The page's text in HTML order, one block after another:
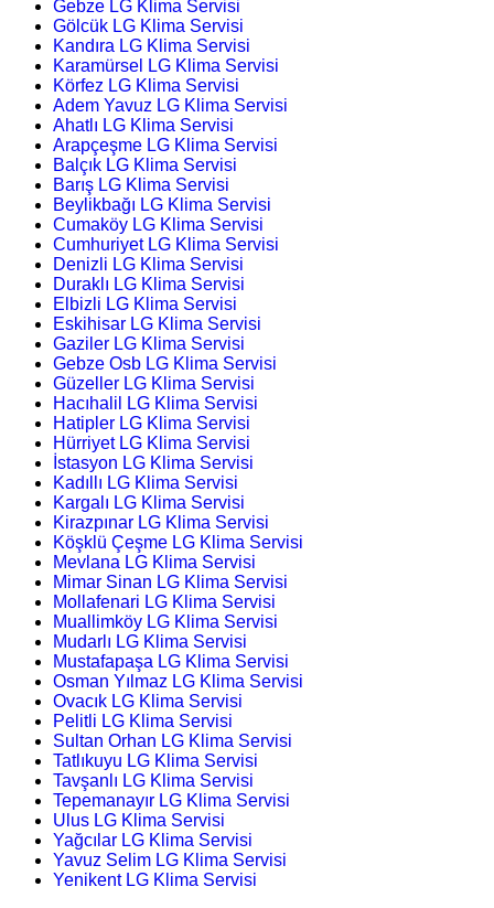
Gebze LG Klima Servisi
Gölcük LG Klima Servisi
Kandıra LG Klima Servisi
Karamürsel LG Klima Servisi
Körfez LG Klima Servisi
Adem Yavuz LG Klima Servisi
Ahatlı LG Klima Servisi
Arapçeşme LG Klima Servisi
Balçık LG Klima Servisi
Barış LG Klima Servisi
Beylikbağı LG Klima Servisi
Cumaköy LG Klima Servisi
Cumhuriyet LG Klima Servisi
Denizli LG Klima Servisi
Duraklı LG Klima Servisi
Elbizli LG Klima Servisi
Eskihisar LG Klima Servisi
Gaziler LG Klima Servisi
Gebze Osb LG Klima Servisi
Güzeller LG Klima Servisi
Hacıhalil LG Klima Servisi
Hatipler LG Klima Servisi
Hürriyet LG Klima Servisi
İstasyon LG Klima Servisi
Kadıllı LG Klima Servisi
Kargalı LG Klima Servisi
Kirazpınar LG Klima Servisi
Köşklü Çeşme LG Klima Servisi
Mevlana LG Klima Servisi
Mimar Sinan LG Klima Servisi
Mollafenari LG Klima Servisi
Muallimköy LG Klima Servisi
Mudarlı LG Klima Servisi
Mustafapaşa LG Klima Servisi
Osman Yılmaz LG Klima Servisi
Ovacık LG Klima Servisi
Pelitli LG Klima Servisi
Sultan Orhan LG Klima Servisi
Tatlıkuyu LG Klima Servisi
Tavşanlı LG Klima Servisi
Tepemanayır LG Klima Servisi
Ulus LG Klima Servisi
Yağcılar LG Klima Servisi
Yavuz Selim LG Klima Servisi
Yenikent LG Klima Servisi